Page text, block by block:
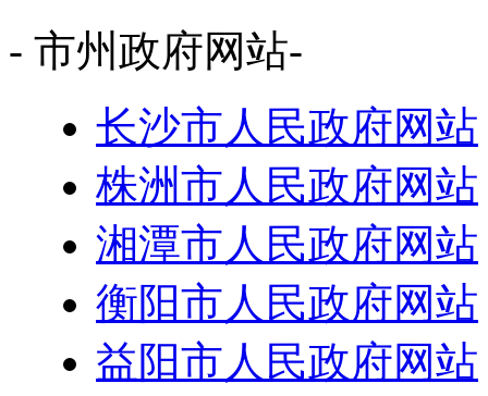
- 市州政府网站-
长沙市人民政府网站
株洲市人民政府网站
湘潭市人民政府网站
衡阳市人民政府网站
益阳市人民政府网站